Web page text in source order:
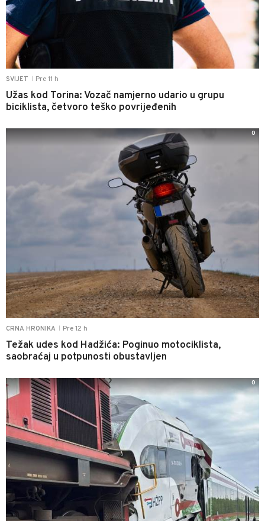
SVIJET Pre 11 h
Užas kod Torina: Vozač namjerno udario u grupu
biciklista, četvoro teško povrijeđenih
CRNA HRONIKA Pre 12 h
Težak udes kod Hadžića: Poginuo motociklista,
saobraćaj u potpunosti obustavljen
0
0